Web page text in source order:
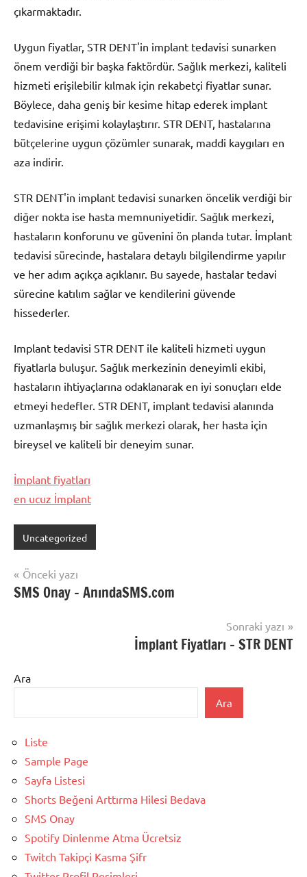
çıkarmaktadır.
Uygun fiyatlar, STR DENT'in implant tedavisi sunarken
önem verdiği bir başka faktördür. Sağlık merkezi, kaliteli
hizmeti erişilebilir kılmak için rekabetçi fiyatlar sunar.
Böylece, daha geniş bir kesime hitap ederek implant
tedavisine erişimi kolaylaştırır. STR DENT, hastalarına
bütçelerine uygun çözümler sunarak, maddi kaygıları en
aza indirir.
STR DENT'in implant tedavisi sunarken öncelik verdiği bir
diğer nokta ise hasta memnuniyetidir. Sağlık merkezi,
hastaların konforunu ve güvenini ön planda tutar. İmplant
tedavisi sürecinde, hastalara detaylı bilgilendirme yapılır
ve her adım açıkça açıklanır. Bu sayede, hastalar tedavi
sürecine katılım sağlar ve kendilerini güvende
hissederler.
Implant tedavisi STR DENT ile kaliteli hizmeti uygun
fiyatlarla buluşur. Sağlık merkezinin deneyimli ekibi,
hastaların ihtiyaçlarına odaklanarak en iyi sonuçları elde
etmeyi hedefler. STR DENT, implant tedavisi alanında
uzmanlaşmış bir sağlık merkezi olarak, her hasta için
bireysel ve kaliteli bir deneyim sunar.
İmplant fiyatları
en ucuz İmplant
Uncategorized
Yazı
gezinmesi
Önceki yazı
SMS Onay – AnındaSMS.com
Sonraki yazı
İmplant Fiyatları – STR DENT
Ara
Ara
Liste
Sample Page
Sayfa Listesi
Shorts Beğeni Arttırma Hilesi Bedava
SMS Onay
Spotify Dinlenme Atma Ücretsiz
Twitch Takipçi Kasma Şifr